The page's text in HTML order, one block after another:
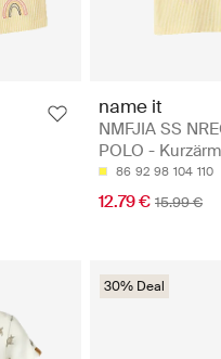
name it
NMFJIA SS
POLO -
86 92 98 104 110
12.79 € 15.99 €
30% Deal